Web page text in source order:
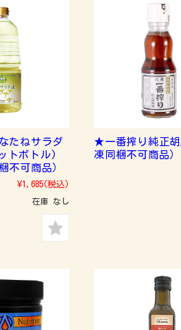
たねサラダ
トボトル)
不可商品）
¥1,685(税込)
在庫 なし
★一番搾り純正胡
凍同梱不可商品）